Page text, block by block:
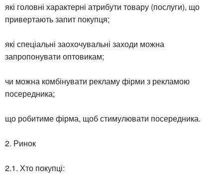
які головні характерні атрибути товару (послуги), що
привертають запит покупця;
які спеціальні заохочувальні заходи можна
запропонувати оптовикам;
чи можна комбінувати рекламу фірми з рекламою
посередника;
що робитиме фірма, щоб стимулювати посередника.
2. Ринок
2.1. Хто покупці: